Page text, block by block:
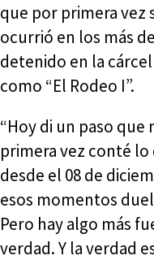
que por primera vez
ocurrió en los más
detenido en la
como “El Rodeo I”.
“Hoy di un paso
primera vez conté lo
desde el 08 de
esos momentos
Pero hay algo más
verdad. Y la verdad